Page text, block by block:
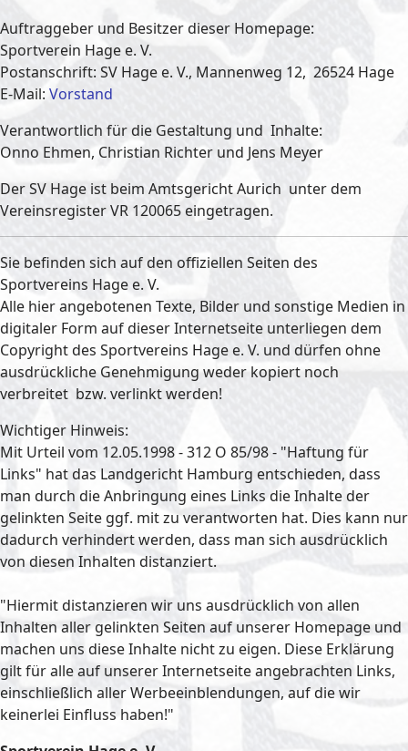
Auftraggeber und Besitzer dieser Homepage:
Sportverein Hage e. V.
Postanschrift: SV Hage e. V., Mannenweg 12, 26524 Hage
E-Mail: Vorstand
Verantwortlich für die Gestaltung und Inhalte:
Onno Ehmen, Christian Richter und Jens Meyer
Der SV Hage ist beim Amtsgericht Aurich unter dem
Vereinsregister VR 120065 eingetragen.
Sie befinden sich auf den offiziellen Seiten des
Sportvereins Hage e. V.
Alle hier angebotenen Texte, Bilder und sonstige Medien in
digitaler Form auf dieser Internetseite unterliegen dem
Copyright des Sportvereins Hage e. V. und dürfen ohne
ausdrückliche Genehmigung weder kopiert noch
verbreitet bzw. verlinkt werden!
Wichtiger Hinweis:
Mit Urteil vom 12.05.1998 - 312 O 85/98 - "Haftung für
Links" hat das Landgericht Hamburg entschieden, dass
man durch die Anbringung eines Links die Inhalte der
gelinkten Seite ggf. mit zu verantworten hat. Dies kann nur
dadurch verhindert werden, dass man sich ausdrücklich
von diesen Inhalten distanziert.
"Hiermit distanzieren wir uns ausdrücklich von allen
Inhalten aller gelinkten Seiten auf unserer Homepage und
machen uns diese Inhalte nicht zu eigen. Diese Erklärung
gilt für alle auf unserer Internetseite angebrachten Links,
einschließlich aller Werbeeinblendungen, auf die wir
keinerlei Einfluss haben!"